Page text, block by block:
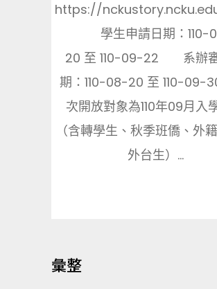
https://
學生申請日期：110-
20 至 110-09-22 系辦
期：110-08-20 至 110-
次開放對象為110年09月入
（含轉學生、秋季班僑、外
外台生）...
彙整